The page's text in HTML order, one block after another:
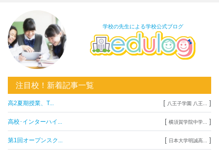
学校の先生による学校公式ブログ
注目校！新着記事一覧
高2夏期授業、T... [ 八王子学園 八王... ]
高校･インターハイ... [ 横須賀学院中学... ]
第1回オープンスク... [ 日本大学明誠高... ]